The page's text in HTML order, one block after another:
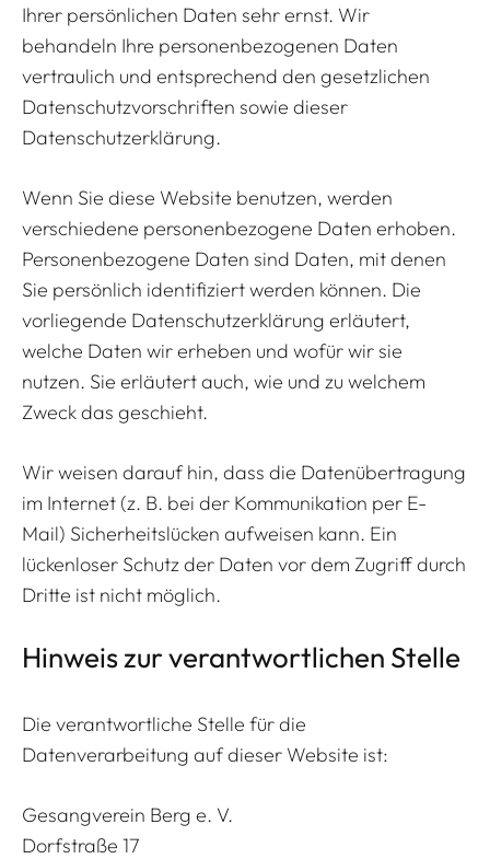
Ihrer persönlichen Daten sehr ernst. Wir
behandeln Ihre personenbezogenen Daten
vertraulich und entsprechend den gesetzlichen
Datenschutzvorschriften sowie dieser
Datenschutzerklärung.
Wenn Sie diese Website benutzen, werden
verschiedene personenbezogene Daten erhoben.
Personenbezogene Daten sind Daten, mit denen
Sie persönlich identifiziert werden können. Die
vorliegende Datenschutzerklärung erläutert,
welche Daten wir erheben und wofür wir sie
nutzen. Sie erläutert auch, wie und zu welchem
Zweck das geschieht.
Wir weisen darauf hin, dass die Datenübertragung
im Internet (z. B. bei der Kommunikation per E-
Mail) Sicherheitslücken aufweisen kann. Ein
lückenloser Schutz der Daten vor dem Zugriff durch
Dritte ist nicht möglich.
Hinweis zur verantwortlichen Stelle
Die verantwortliche Stelle für die
Datenverarbeitung auf dieser Website ist:
Gesangverein Berg e. V.
Dorfstraße 17